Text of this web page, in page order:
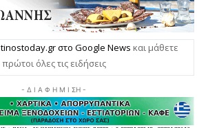
tinostoday.gr στο Google News και μάθετε
πρώτοι όλες τις ειδήσεις
- Δ Ι Α Φ Η Μ Ι ΣΗ -